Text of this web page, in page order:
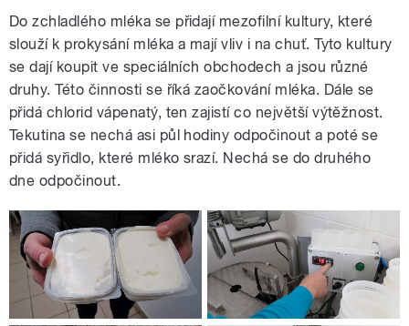
Do zchladlého mléka se přidají mezofilní kultury, které
slouží k prokysání mléka a mají vliv i na chuť. Tyto kultury
se dají koupit ve speciálních obchodech a jsou různé
druhy. Této činnosti se říká zaočkování mléka. Dále se
přidá chlorid vápenatý, ten zajistí co největší výtěžnost.
Tekutina se nechá asi půl hodiny odpočinout a poté se
přidá syřidlo, které mléko srazí. Nechá se do druhého
dne odpočinout.